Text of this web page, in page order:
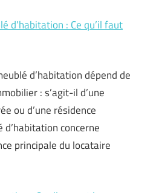
d’habitation : Ce qu’il faut
d’habitation dépend de
: s’agit-il d’une
ou d’une résidence
d’habitation concerne
principale du locataire